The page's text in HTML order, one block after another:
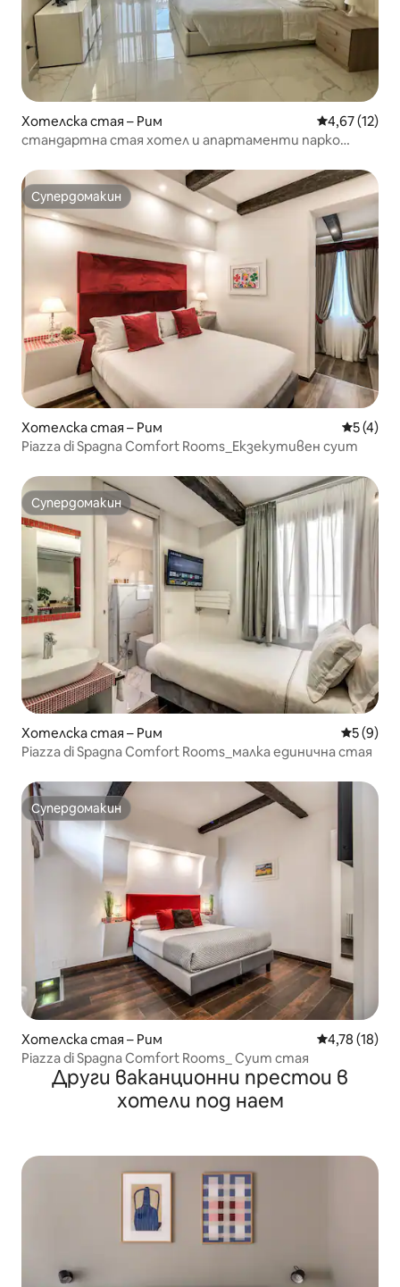
Хотелска стая – Рим Средна
4,67 (12)
стандартна стая хотел и апартаменти парко
Супердомакин
Супердомакин
Хотелска стая – Рим Средна
5 (4)
Piazza di Spagna Comfort Rooms_Екзекутивен суит
Супердомакин
Супердомакин
Хотелска стая – Рим Средна
5 (9)
Piazza di Spagna Comfort Rooms_малка единична стая
Супердомакин
Супердомакин
Хотелска стая – Рим Средна
4,78 (18)
Piazza di Spagna Comfort Rooms_ Суит стая
Други ваканционни престои в
хотели под наем